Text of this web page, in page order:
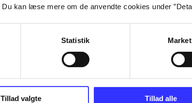
kan læse mere om de anvendte cookies under
Statistik
Tillad valgte Tillad alle